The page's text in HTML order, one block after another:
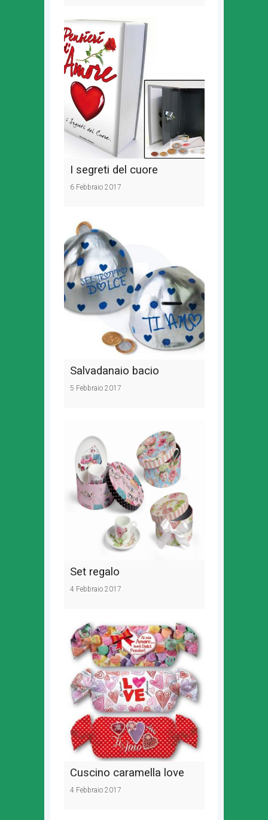
I segreti del cuore
6 Febbraio 2017
Salvadanaio bacio
5 Febbraio 2017
Set regalo
4 Febbraio 2017
Cuscino caramella love
4 Febbraio 2017